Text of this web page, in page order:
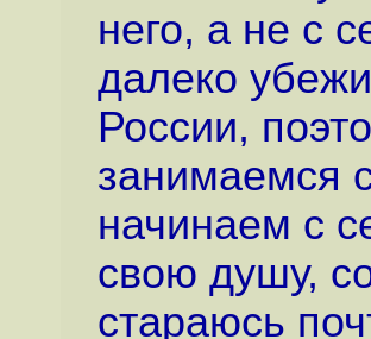
него, а не с
далеко
России,
занимаемся
начинаем с
свою душу,
стараюсь